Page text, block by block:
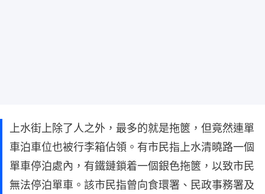
上水街上除了人之外，最多的就是拖篋，但竟然連單
車泊車位也被行李箱佔領。有市民指上水清曉路一個
單車停泊處內，有鐵鏈鎖着一個銀色拖篋，以致市民
無法停泊單車。該市民指曾向食環署、民政事務署及